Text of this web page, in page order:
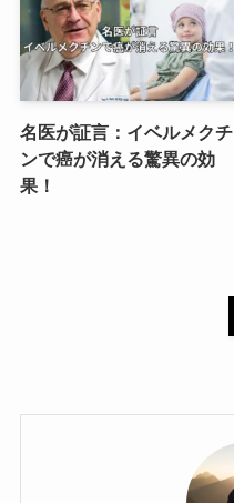
名医が証言：イベルメクチ
ンで癌が消える驚異の効
果！